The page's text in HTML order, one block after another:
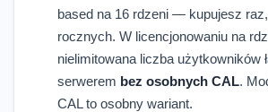
based na 16 rdzeni — kupujesz raz,
rocznych. W licencjonowaniu na
nielimitowana liczba użytkowników
serwerem bez osobnych CAL.
CAL to osobny wariant.